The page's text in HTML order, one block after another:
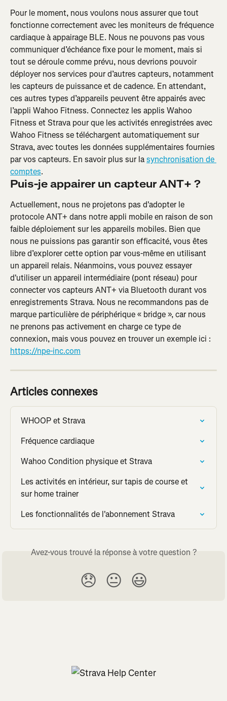
Pour le moment, nous voulons nous assurer que tout
fonctionne correctement avec les moniteurs de fréquence
cardiaque à appairage BLE. Nous ne pouvons pas vous
communiquer d’échéance fixe pour le moment, mais si
tout se déroule comme prévu, nous devrions pouvoir
déployer nos services pour d’autres capteurs, notamment
les capteurs de puissance et de cadence. En attendant,
ces autres types d’appareils peuvent être appairés avec
l’appli Wahoo Fitness. Connectez les applis Wahoo
Fitness et Strava pour que les activités enregistrées avec
Wahoo Fitness se téléchargent automatiquement sur
Strava, avec toutes les données supplémentaires fournies
par vos capteurs. En savoir plus sur la synchronisation de
comptes.
Puis-je appairer un capteur ANT+ ?
Actuellement, nous ne projetons pas d'adopter le
protocole ANT+ dans notre appli mobile en raison de son
faible déploiement sur les appareils mobiles. Bien que
nous ne puissions pas garantir son efficacité, vous êtes
libre d’explorer cette option par vous-même en utilisant
un appareil relais. Néanmoins, vous pouvez essayer
d'utiliser un appareil intermédiaire (pont réseau) pour
connecter vos capteurs ANT+ via Bluetooth durant vos
enregistrements Strava. Nous ne recommandons pas de
marque particulière de périphérique « bridge », car nous
ne prenons pas activement en charge ce type de
connexion, mais vous pouvez en trouver un exemple ici :
https://npe-inc.com
Articles connexes
WHOOP et Strava
Fréquence cardiaque
Wahoo Condition physique et Strava
Les activités en intérieur, sur tapis de course et
sur home trainer
Les fonctionnalités de l'abonnement Strava
Avez-vous trouvé la réponse à votre question ?
😞 😐 😃